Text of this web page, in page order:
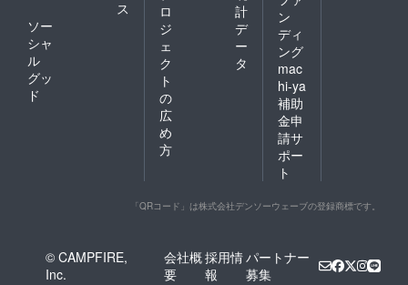
ス
ソー
シャ
ル
グッ
ド
ロ
ジ
ェ
ク
ト
の
広
め
方
計
デ
ー
タ
ン
ディ
ング
mac
hi-ya
補助
金申
請サ
ポー
ト
「QRコード」は株式会社デンソーウェーブの登録商標です。
© CAMPFIRE,
Inc.
会社概
要
採用情
報
パートナー
募集